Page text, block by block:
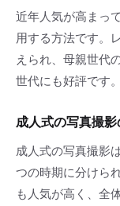
近年人気が高まっ
用する方法です。
えられ、母親世代
世代にも好評です。
成人式の写真撮
成人式の写真撮影
つの時期に分けられ
も人気が高く、全